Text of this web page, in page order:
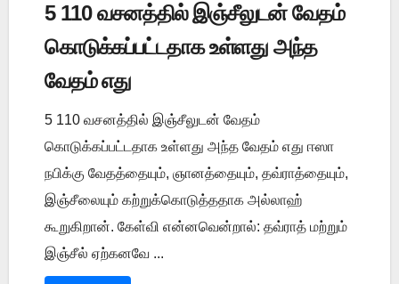
5 110 வசனத்தில் இஞ்சீலுடன் வேதம்
கொடுக்கப்பட்டதாக உள்ளது அந்த
வேதம் எது
5 110 வசனத்தில் இஞ்சீலுடன் வேதம்
கொடுக்கப்பட்டதாக உள்ளது அந்த வேதம் எது ஈஸா
நபிக்கு வேதத்தையும், ஞானத்தையும், தவ்ராத்தையும்,
இஞ்சீலையும் கற்றுக்கொடுத்ததாக அல்லாஹ்
கூறுகிறான். கேள்வி என்னவென்றால்: தவ்ராத் மற்றும்
இஞ்சீல் ஏற்கனவே ...